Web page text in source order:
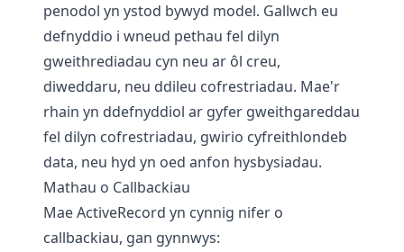
penodol yn ystod bywyd model. Gallwch eu
defnyddio i wneud pethau fel dilyn
gweithrediadau cyn neu ar ôl creu,
diweddaru, neu ddileu cofrestriadau. Mae'r
rhain yn ddefnyddiol ar gyfer gweithgareddau
fel dilyn cofrestriadau, gwirio cyfreithlondeb
data, neu hyd yn oed anfon hysbysiadau.
Mathau o Callbackiau
Mae ActiveRecord yn cynnig nifer o
callbackiau, gan gynnwys: